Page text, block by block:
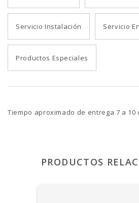
Servicio Instalación Servicio
Productos Especiales
Tiempo aproximado de entrega 7 a 10
PRODUCTOS